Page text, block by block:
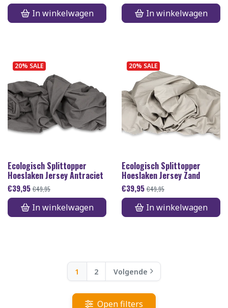
In winkelwagen In winkelwagen
20% SALE
Ecologisch Splittopper
Hoeslaken Jersey Antraciet
€39,95 €49,95
In winkelwagen
20% SALE
Ecologisch Splittopper
Hoeslaken Jersey Zand
€39,95 €49,95
In winkelwagen
1 2 Volgende
Open filters